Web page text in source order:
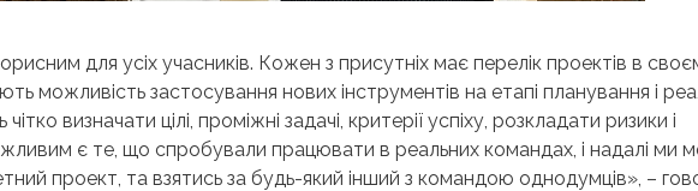
для усіх учасників. Кожен з присутніх має перелік проектів в
можливість застосування нових інструментів на етапі планування і
визначати цілі, проміжні задачі, критерії успіху, розкладати ризики і
є те, що спробували працювати в реальних командах, і надалі ми
проект, та взятись за будь-який інший з командою однодумців», –